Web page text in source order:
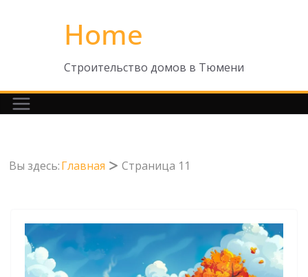
содержимомуHome
Строительство домов в Тюмени
Вы здесь:Главная Страница 11